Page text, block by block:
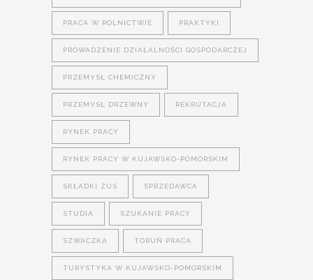
PRACA W ROLNICTWIE PRAKTYKI
PROWADZENIE DZIAŁALNOŚCI GOSPODARCZEJ
PRZEMYSŁ CHEMICZNY
PRZEMYSŁ DRZEWNY REKRUTACJA
RYNEK PRACY
RYNEK PRACY W KUJAWSKO-POMORSKIM
SKŁADKI ZUS SPRZEDAWCA
STUDIA SZUKANIE PRACY
SZWACZKA TORUŃ PRACA
TURYSTYKA W KUJAWSKO-POMORSKIM